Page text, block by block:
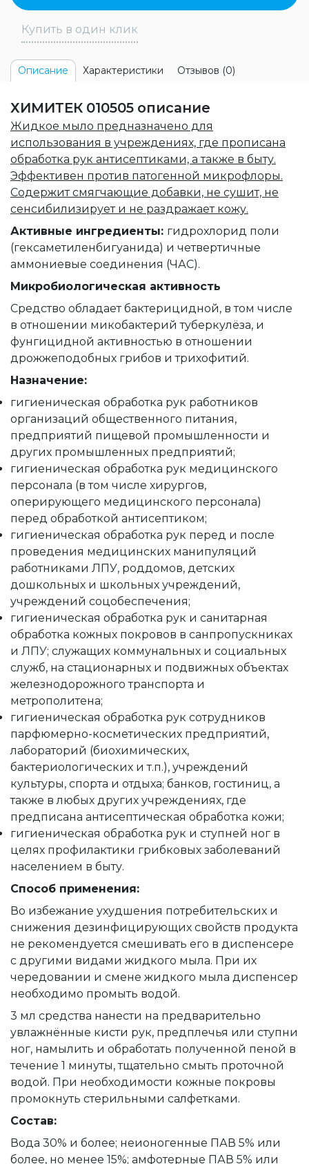
Купить в один клик
Описание Характеристики Отзывов (0)
ХИМИТЕК 010505 описание
Жидкое мыло предназначено для
использования в учреждениях, где прописана
обработка рук антисептиками, а также в быту.
Эффективен против патогенной микрофлоры.
Содержит смягчающие добавки, не сушит, не
сенсибилизирует и не раздражает кожу.
Активные ингредиенты: гидрохлорид поли
(гексаметиленбигуанида) и четвертичные
аммониевые соединения (ЧАС).
Микробиологическая активность
Средство обладает бактерицидной, в том числе
в отношении микобактерий туберкулёза, и
фунгицидной активностью в отношении
дрожжеподобных грибов и трихофитий.
Назначение:
гигиеническая обработка рук работников
организаций общественного питания,
предприятий пищевой промышленности и
других промышленных предприятий;
гигиеническая обработка рук медицинского
персонала (в том числе хирургов,
оперирующего медицинского персонала)
перед обработкой антисептиком;
гигиеническая обработка рук перед и после
проведения медицинских манипуляций
работниками ЛПУ, роддомов, детских
дошкольных и школьных учреждений,
учреждений соцобеспечения;
гигиеническая обработка рук и санитарная
обработка кожных покровов в санпропускниках
и ЛПУ; служащих коммунальных и социальных
служб, на стационарных и подвижных объектах
железнодорожного транспорта и
метрополитена;
гигиеническая обработка рук сотрудников
парфюмерно-косметических предприятий,
лабораторий (биохимических,
бактериологических и т.п.), учреждений
культуры, спорта и отдыха; банков, гостиниц, а
также в любых других учреждениях, где
предписана антисептическая обработка кожи;
гигиеническая обработка рук и ступней ног в
целях профилактики грибковых заболеваний
населением в быту.
Способ применения:
Во избежание ухудшения потребительских и
снижения дезинфицирующих свойств продукта
не рекомендуется смешивать его в диспенсере
с другими видами жидкого мыла. При их
чередовании и смене жидкого мыла диспенсер
необходимо промыть водой.
3 мл средства нанести на предварительно
увлажнённые кисти рук, предплечья или ступни
ног, намылить и обработать полученной пеной в
течение 1 минуты, тщательно смыть проточной
водой. При необходимости кожные покровы
промокнуть стерильными салфетками.
Состав:
Вода 30% и более; неионогенные ПАВ 5% или
более, но менее 15%; амфотерные ПАВ 5% или